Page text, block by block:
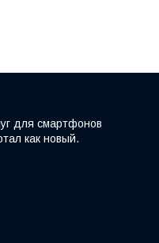
для смартфонов
как новый.